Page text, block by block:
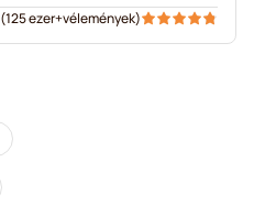
(125 ezer+vélemények)